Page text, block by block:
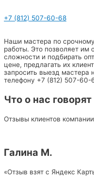
+7 (812) 507-60-68
Наши мастера по
работы. Это позволяет им
сложности и подбирать
цене, предлагать их
запросить выезд мастера
телефону +7 (812) 507-60-
Что о нас говорят
Отзывы клиентов
Галина М.
«Отзыв взят с Яндекс